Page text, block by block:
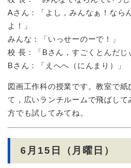
Aさん：「よし，みんなぁ！なら
よ！」
みんな：「いっせーのーで！」
校 長：「Bさん，すごくとんだじ
Bさん：「えへへ（にんまり）」
図画工作科の授業です。教室で
て，広いランチルームで飛ばして
方でも試してみてね。
6月15日（月曜日）